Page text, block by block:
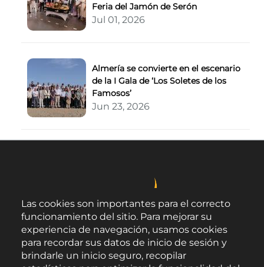
Feria del Jamón de Serón
Jul 01, 2026
Almería se convierte en el escenario
de la I Gala de ‘Los Soletes de los
Famosos’
Jun 23, 2026
Las cookies son importantes para el correcto
funcionamiento del sitio. Para mejorar su
experiencia de navegación, usamos cookies
para recordar sus datos de inicio de sesión y
brindarle un inicio seguro, recopilar